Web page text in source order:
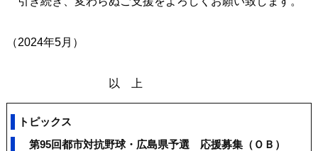
（2024年5月）
以 上
トピックス
第95回都市対抗野球・広島県予選 応援募集（ＯＢ）